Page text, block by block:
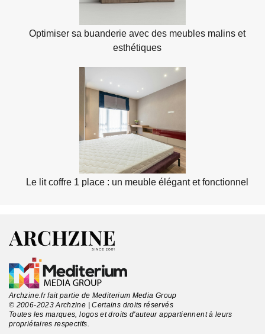
Optimiser sa buanderie avec des meubles malins et
esthétiques
Le lit coffre 1 place : un meuble élégant et fonctionnel
Archzine.fr fait partie de Mediterium Media Group
© 2006-2023 Archzine | Certains droits réservés
Toutes les marques, logos et droits d'auteur appartiennent à leurs
propriétaires respectifs.